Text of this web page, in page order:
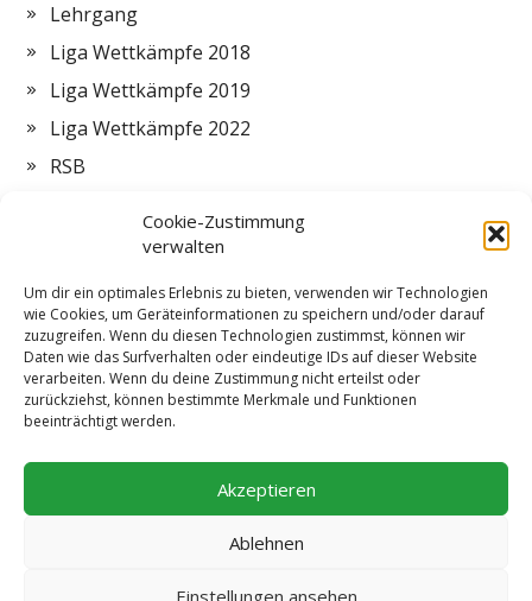
Cookie-Zustimmung
verwalten
Um dir ein optimales Erlebnis zu bieten, verwenden wir Technologien
wie Cookies, um Geräteinformationen zu speichern und/oder darauf
zuzugreifen. Wenn du diesen Technologien zustimmst, können wir
Daten wie das Surfverhalten oder eindeutige IDs auf dieser Website
verarbeiten. Wenn du deine Zustimmung nicht erteilst oder
zurückziehst, können bestimmte Merkmale und Funktionen
beeinträchtigt werden.
Akzeptieren
Ablehnen
Einstellungen ansehen
Lehrgang
Liga Wettkämpfe 2018
Liga Wettkämpfe 2019
Liga Wettkämpfe 2022
RSB
Zeltlager
ZMI
Cookie-Richtlinie (EU)